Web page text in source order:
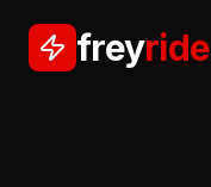
freyride